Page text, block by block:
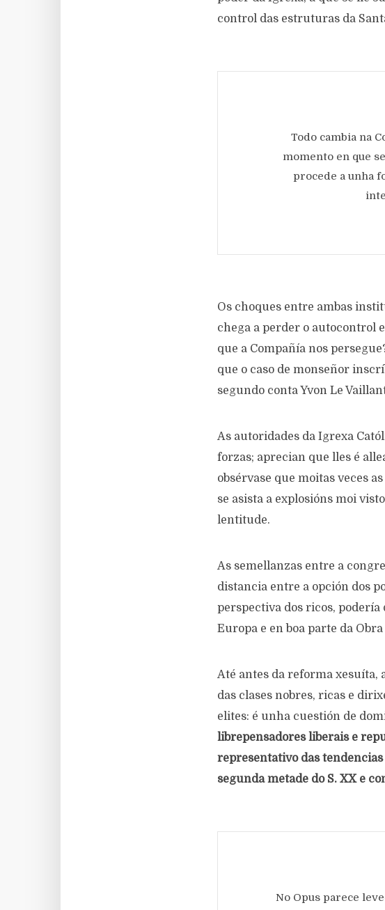
control das estruturas da
Todo cambia na
momento en que
procede a unha
Os choques entre ambas
chega a perder o autocontrol
que a Compañía nos
que o caso de monseñor
segundo conta Yvon Le
As autoridades da Igrexa
forzas; aprecian que lles é
obsérvase que moitas veces
se asista a explosións moi
lentitude.
As semellanzas entre a
distancia entre a opción dos
perspectiva dos ricos, podería
Europa e en boa parte da
Até antes da reforma xesuíta,
das clases nobres, ricas e
elites: é unha cuestión de
librepensadores liberais e
representativo das
segunda metade do S. XX e
No Opus parece